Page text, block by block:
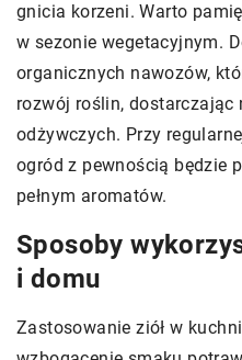
gnicia korzeni. Warto
w sezonie wegetacyjnym.
organicznych nawozów,
rozwój roślin, dostarczając
odżywczych. Przy
ogród z pewnością będzie
pełnym aromatów.
Sposoby
i domu
Zastosowanie ziół w